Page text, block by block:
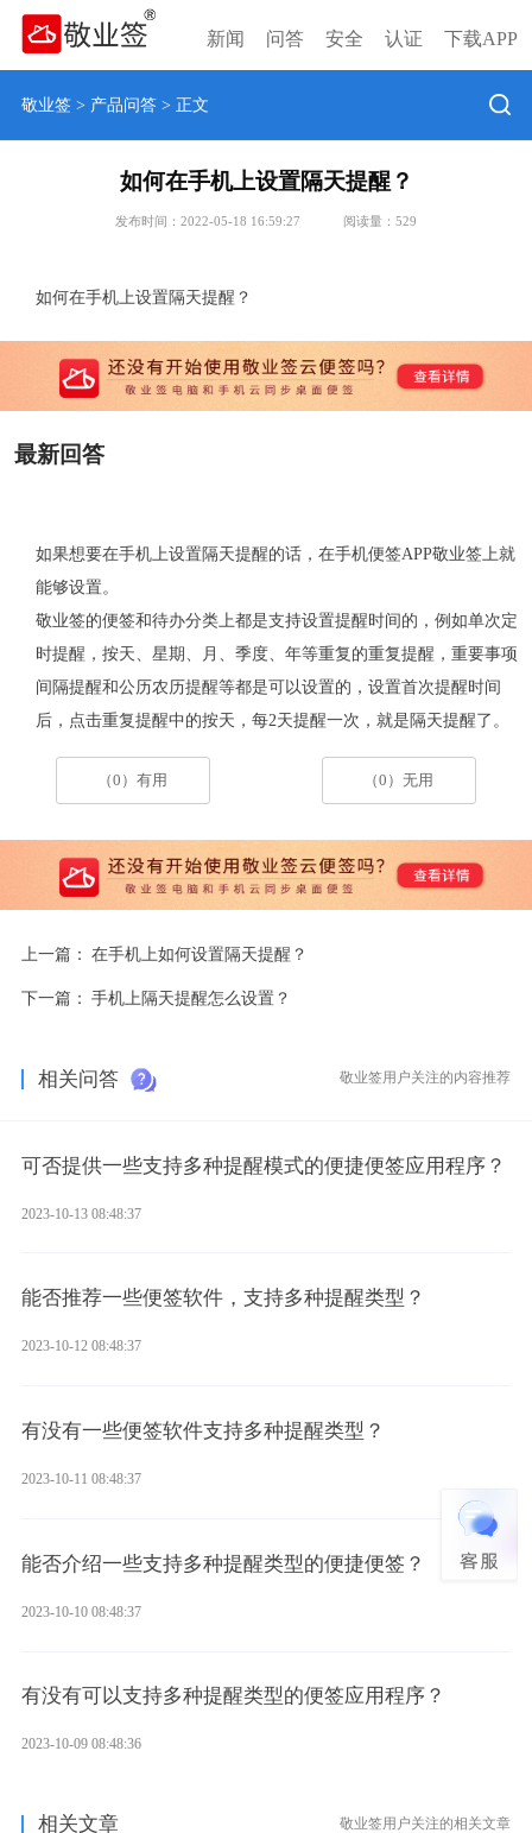
新闻 问答 安全 认证 下载APP
敬业签> 产品问答> 正文
如何在手机上设置隔天提醒？
发布时间：2022-05-18 16:59:27 阅读量： 529
如何在手机上设置隔天提醒？
最新回答
如果想要在手机上设置隔天提醒的话，在手机便签APP敬业签上就
能够设置。
敬业签的便签和待办分类上都是支持设置提醒时间的，例如单次定
时提醒，按天、星期、月、季度、年等重复的重复提醒，重要事项
间隔提醒和公历农历提醒等都是可以设置的，设置首次提醒时间
后，点击重复提醒中的按天，每2天提醒一次，就是隔天提醒了。
（0）有用 （0）无用
上一篇： 在手机上如何设置隔天提醒？
下一篇： 手机上隔天提醒怎么设置？
相关问答 敬业签用户关注的内容推荐
可否提供一些支持多种提醒模式的便捷便签应用程序？
2023-10-13 08:48:37
能否推荐一些便签软件，支持多种提醒类型？
2023-10-12 08:48:37
有没有一些便签软件支持多种提醒类型？
2023-10-11 08:48:37
能否介绍一些支持多种提醒类型的便捷便签？
2023-10-10 08:48:37
有没有可以支持多种提醒类型的便签应用程序？
2023-10-09 08:48:36
相关文章 敬业签用户关注的相关文章